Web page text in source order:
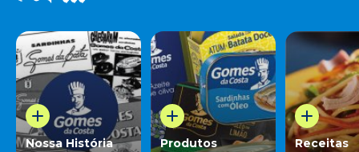
Nossa História Produtos Receitas